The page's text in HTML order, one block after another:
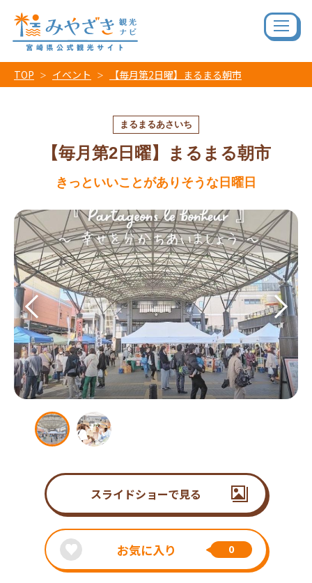
TOP イベント 【毎月第2日曜】まるまる朝市
まるまるあさいち
【毎月第2日曜】まるまる朝市
きっといいことがありそうな日曜日
スライドショーで見る
お気に入り 0